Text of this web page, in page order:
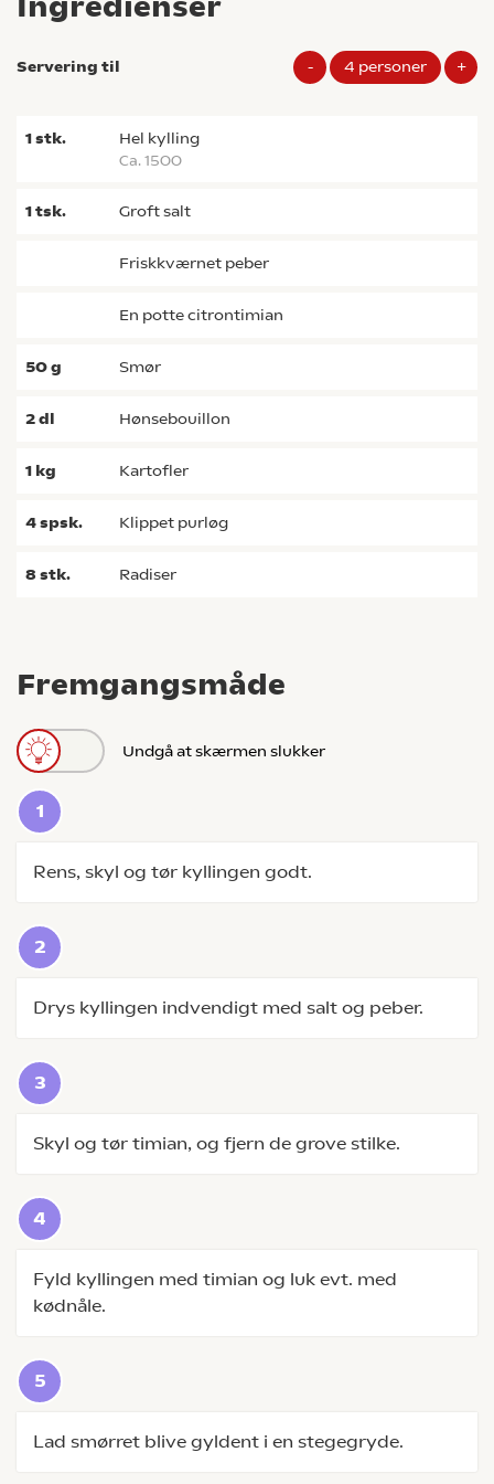
Fremgangsmåde
Undgå at skærmen slukker
Rens, skyl og tør kyllingen godt.
Drys kyllingen indvendigt med salt og peber.
Skyl og tør timian, og fjern de grove stilke.
Fyld kyllingen med timian og luk evt. med
kødnåle.
Lad smørret blive gyldent i en stegegryde.
Servering til - 4 personer +
1stk. hel kylling
ca. 1500
1tsk. groft salt
friskkværnet peber
en potte citrontimian
50g smør
2dl hønsebouillon
1 kg kartofler
4spsk. klippet purløg
8 stk. radiser